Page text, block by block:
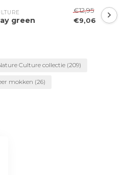
green
€12,95
€9,06
Culture collectie (209)
mokken (26)